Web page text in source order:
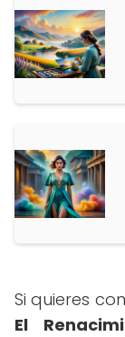
Si quieres
El